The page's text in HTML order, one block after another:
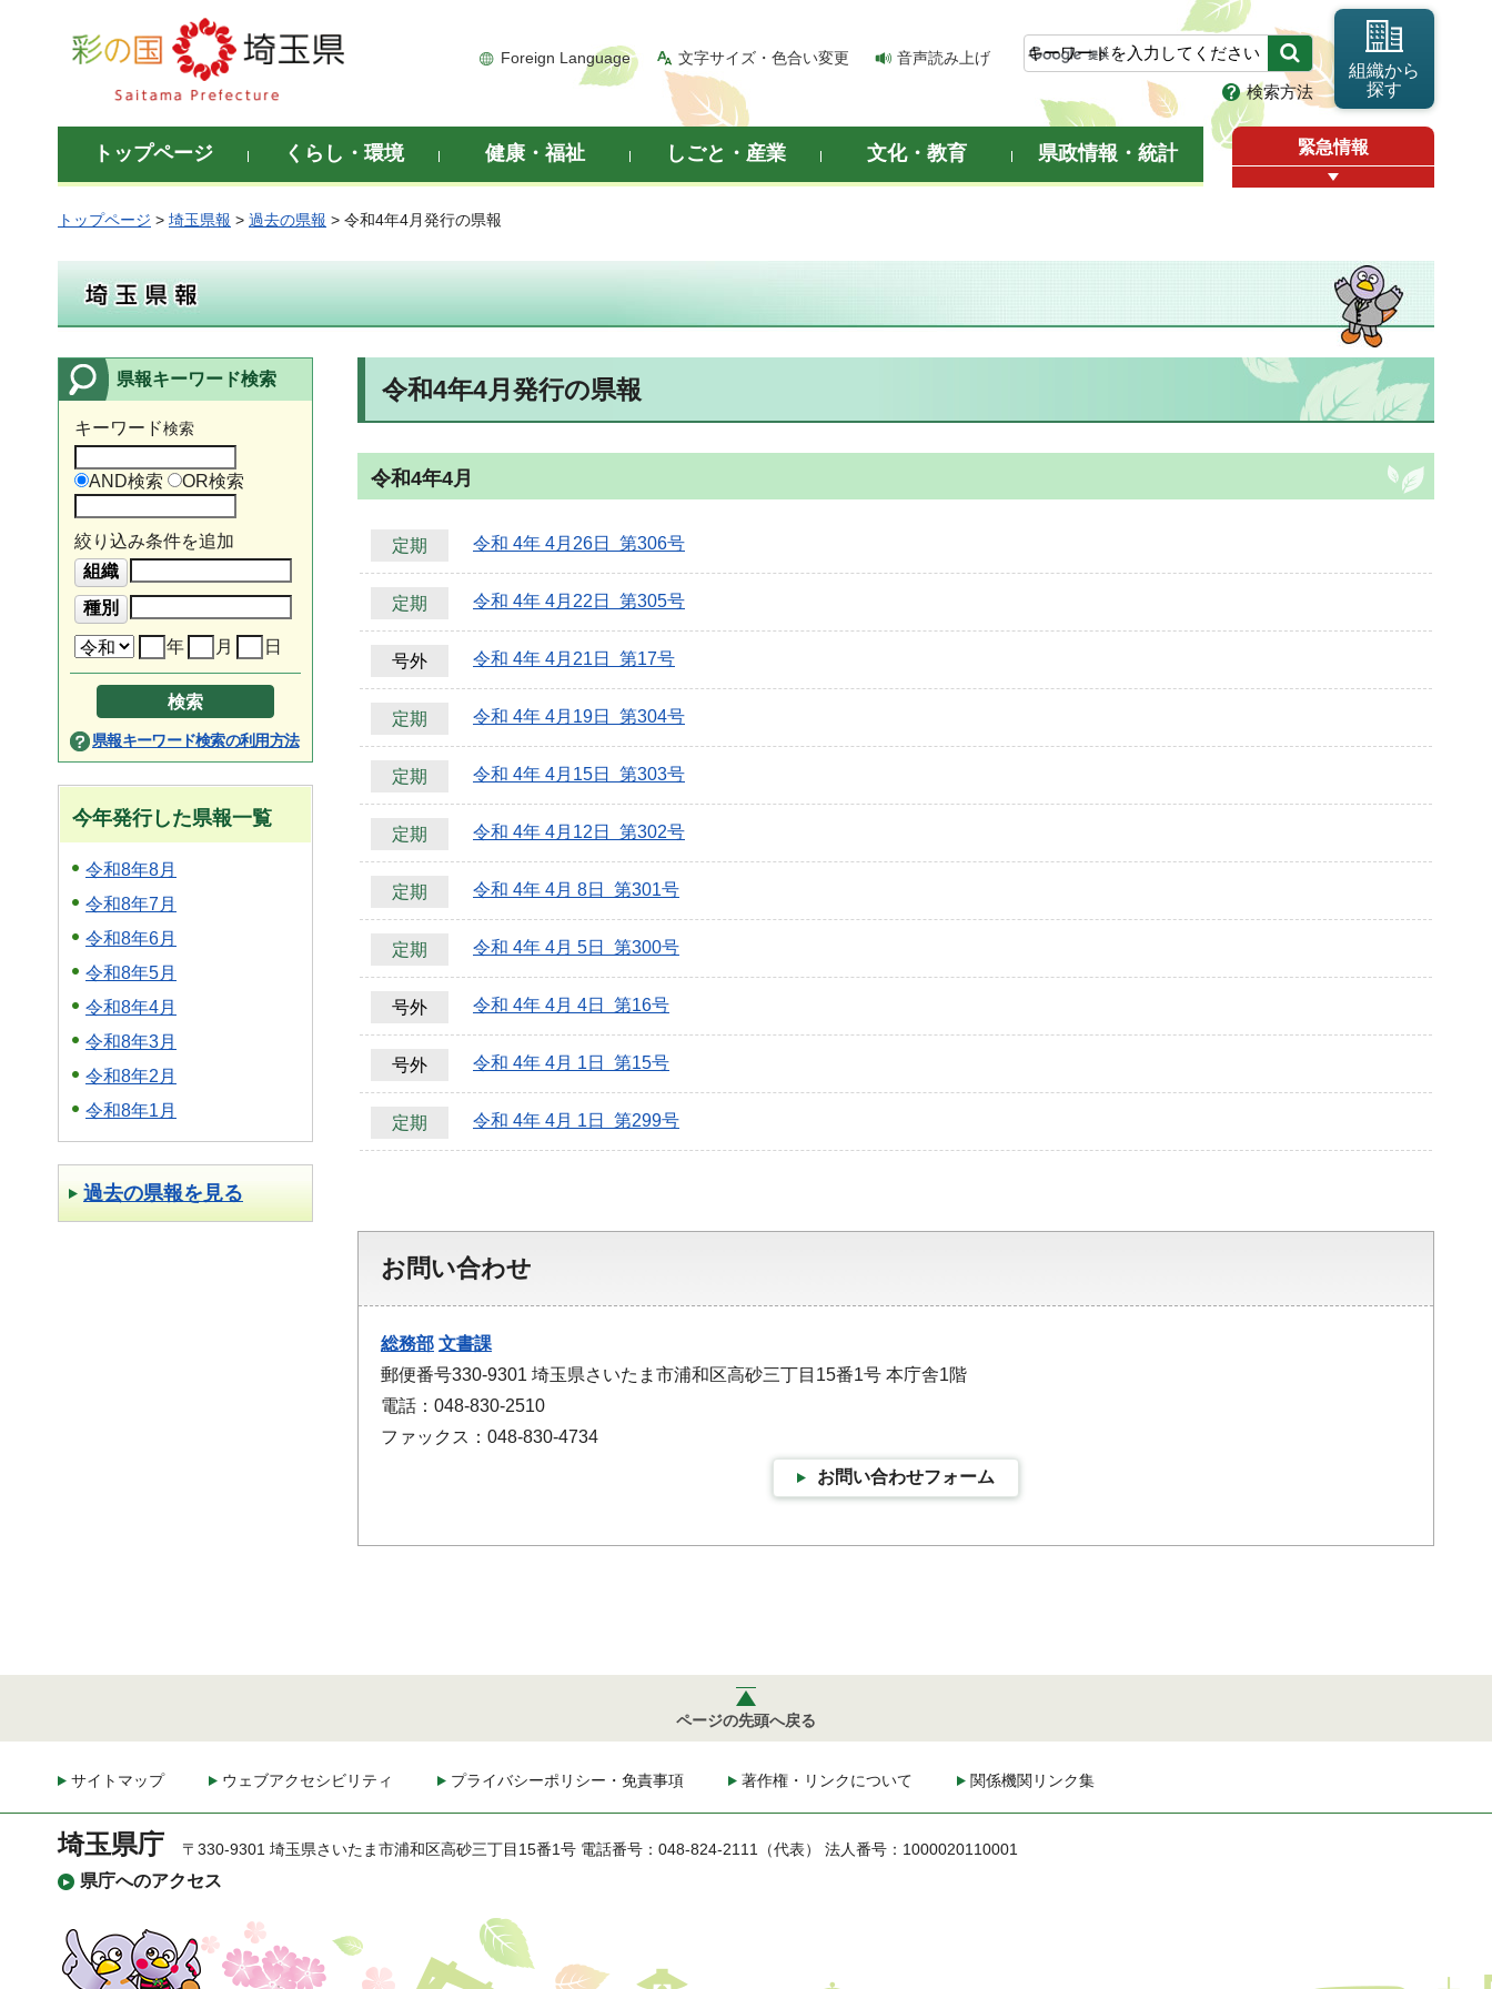
彩の国 埼玉県
Foreign Language 文字サイズ・色合い変更 音声読み上げ
検索方法
組織から
探す
トップページ くらし・環境 健康・福祉 しごと・産業 文化・教育 県政情報・統計 緊急情報
トップページ > 埼玉県報 > 過去の県報 > 令和4年4月発行の県報
埼玉県報
令和4年4月発行の県報
令和4年4月
定期 令和 4年 4月26日 第306号
定期 令和 4年 4月22日 第305号
号外 令和 4年 4月21日 第17号
定期 令和 4年 4月19日 第304号
定期 令和 4年 4月15日 第303号
定期 令和 4年 4月12日 第302号
定期 令和 4年 4月 8日 第301号
定期 令和 4年 4月 5日 第300号
号外 令和 4年 4月 4日 第16号
号外 令和 4年 4月 1日 第15号
定期 令和 4年 4月 1日 第299号
お問い合わせ
総務部 文書課
郵便番号330-9301 埼玉県さいたま市浦和区高砂三丁目15番1号 本庁舎1階
電話：048-830-2510
ファックス：048-830-4734
お問い合わせフォーム
県報キーワード検索
キーワード検索
AND検索 OR検索
絞り込み条件を追加
年 月 日
県報キーワード検索の利用方法
今年発行した県報一覧
令和8年8月
令和8年7月
令和8年6月
令和8年5月
令和8年4月
令和8年3月
令和8年2月
令和8年1月
過去の県報を見る
ページの先頭へ戻る
サイトマップ ウェブアクセシビリティ プライバシーポリシー・免責事項 著作権・リンクについて 関係機関リンク集
埼玉県庁
県庁へのアクセス
〒330-9301 埼玉県さいたま市浦和区高砂三丁目15番1号 電話番号：048-824-2111（代表） 法人番号：1000020110001